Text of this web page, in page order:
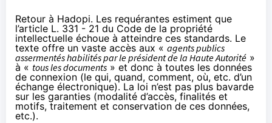
Retour à Hadopi. Les requérantes estiment que
l’article L. 331 - 21 du Code de la propriété
intellectuelle échoue à atteindre ces standards. Le
texte offre un vaste accès aux « agents publics
assermentés habilités par le président de la Haute Autorité »
à « tous les documents » et donc à toutes les données
de connexion (le qui, quand, comment, où, etc. d’un
échange électronique). La loi n’est pas plus bavarde
sur les garanties (modalité d’accès, finalités et
motifs, traitement et conservation de ces données,
etc.).